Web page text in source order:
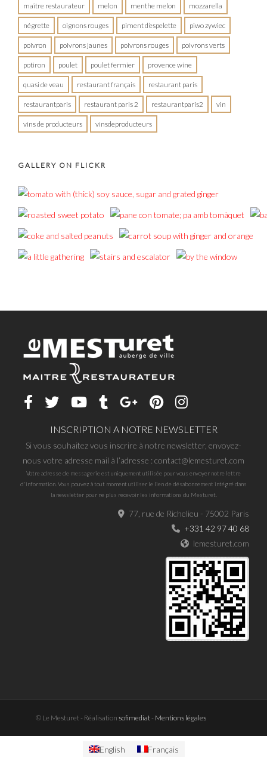
maître restaurateur melon menthe melon mozzarella
négrette oignons rouges piment d’espelette piwo zywiec
poivron poivrons jaunes poivrons rouges poivrons verts
potiron poulet poulet fermier provence wine
quasi de veau restaurant français restaurant paris
restaurantparis restaurant paris 2 restaurantparis2 vin
vins de producteurs vinsdeproducteurs
GALLERY ON FLICKR
INSCRIPTION A NOTRE NEWSLETTER
Si vous souhaitez vous inscrire à notre newsletter, envoyez-
nous votre adresse mail à l’adresse : contact@lemesturet.com
Votre adresse de messagerie est uniquement utilisée pour vous envoyer notre lettre
d'information. Vous pouvez à tout moment utiliser le lien de désabonnement intégré dans
la newsletter pour ne plus recevoir les informations du Mesturet.
77, rue de Richelieu - 75002 Paris
+331 42 97 40 68
lemesturet.com
© Le Mesturet - Réalisation sofimediat- Mentions légales
English Français